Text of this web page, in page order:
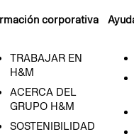
corporativa
TRABAJAR EN
H&M
ACERCA DEL
GRUPO H&M
SOSTENIBILIDAD